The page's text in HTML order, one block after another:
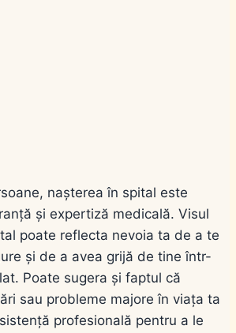
nașterea în spital este
și expertiză medicală. Visul
poate reflecta nevoia ta de a te
și de a avea grijă de tine într-
Poate sugera și faptul că
sau probleme majore în viața ta
profesională pentru a le